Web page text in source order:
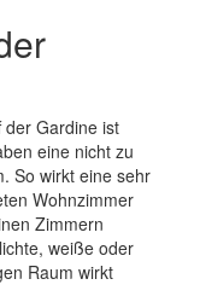
der Gardine ist
eine nicht zu
So wirkt eine sehr
Wohnzimmer
Zimmern
weiße oder
Raum wirkt